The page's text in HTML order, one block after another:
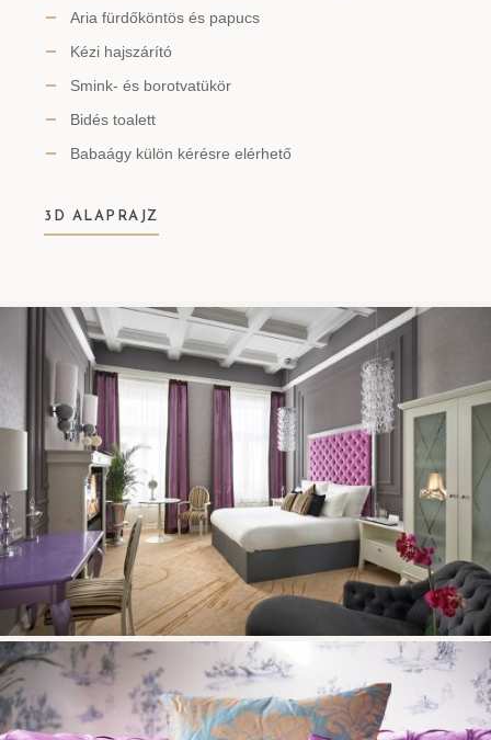
Aria fürdőköntös és papucs
Kézi hajszárító
Smink- és borotvatükör
Bidés toalett
Babaágy külön kérésre elérhető
3D ALAPRAJZ